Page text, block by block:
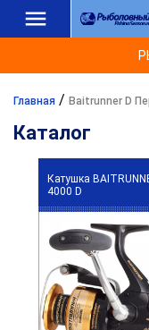
Главная / Baitrunner D
Каталог
Катушка
4000 D